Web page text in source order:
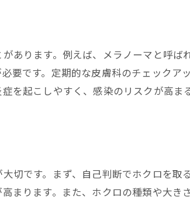
のダウンタイムとその過ごし方
方法と回復期間について
正しいケア手順
異常症状と対処法
ックへのフォローアップの重要性
あります。例えば、メラノーマと呼ば
要です。定期的な皮膚科のチェックア
を起こしやすく、感染のリスクが高ま
切です。まず、自己判断でホクロを取
まります。また、ホクロの種類や大き